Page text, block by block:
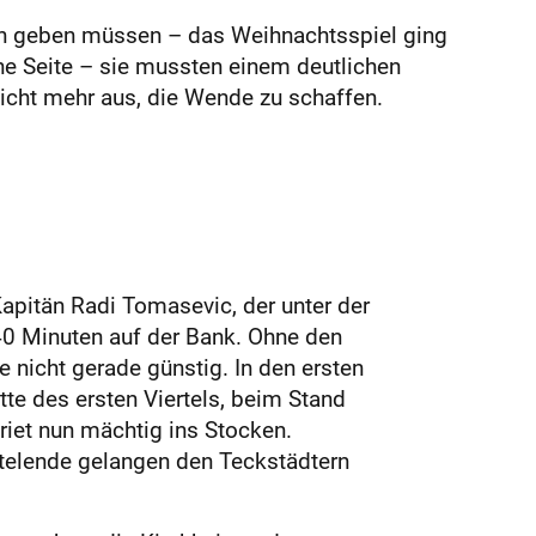
müssen – das Weihnachtsspiel ging
Seite – sie mussten einem deutlichen
mehr aus, die Wende zu schaffen.
Radi Tomasevic, der unter der
Minuten auf der Bank. Ohne den
nicht gerade günstig. In den ersten
des ersten Viertels, beim Stand
nun mächtig ins Stocken.
gelangen den Teckstädtern